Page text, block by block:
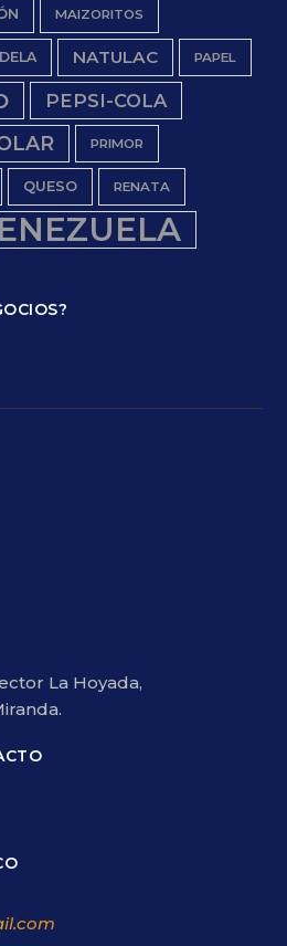
MAIZORITOS
NATULAC PAPEL
PEPSI-COLA
PRIMOR
QUESO RENATA
La Hoyada,